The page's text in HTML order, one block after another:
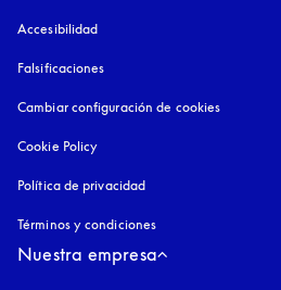
Accesibilidad
Falsificaciones
Cambiar configuración de cookies
Cookie Policy
Política de privacidad
Términos y condiciones
Nuestra empresa